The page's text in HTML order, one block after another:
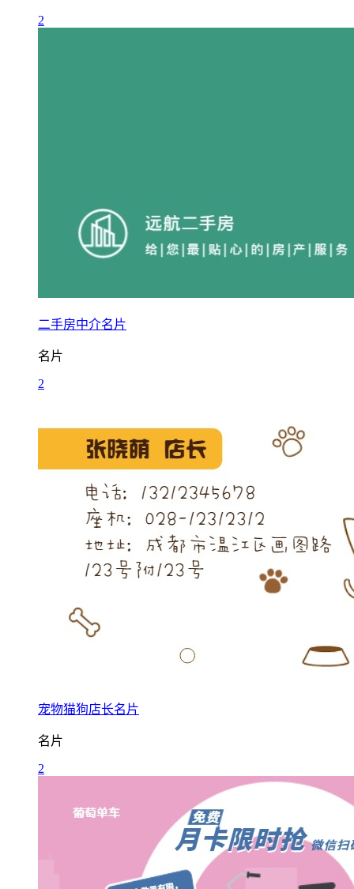
2
二手房中介名片
名片
2
宠物猫狗店长名片
名片
2